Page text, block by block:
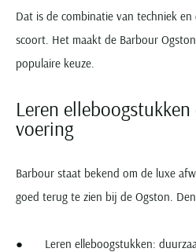
Dat is de combinatie van techniek
scoort. Het maakt de Barbour
populaire keuze.
Leren
voering
Barbour staat bekend om de luxe
goed terug te zien bij de Ogston.
● Leren elleboogstukken: